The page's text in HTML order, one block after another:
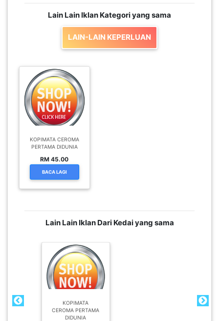
Lain Lain Iklan Kategori yang sama
LAIN-LAIN KEPERLUAN
KOPIMATA CEROMA
PERTAMA DIDUNIA
RM 45.00
BACA LAGI
Lain Lain Iklan Dari Kedai yang sama
KOPIMATA
CEROMA PERTAMA
DIDUNIA
LAIN-
KEPERLUAN(16)
SELECT NEGERI
SELANGOR(37)
KELANTAN(22)
PERAK(41)
NEGERI
SEMBILAN(10)